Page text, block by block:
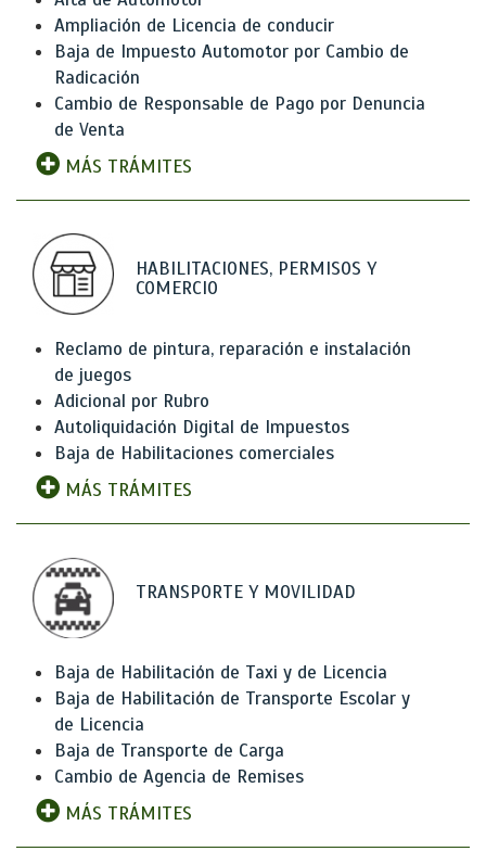
Ampliación de Licencia de conducir
Baja de Impuesto Automotor por Cambio de
Radicación
Cambio de Responsable de Pago por Denuncia
de Venta
MÁS TRÁMITES
HABILITACIONES, PERMISOS Y
COMERCIO
Reclamo de pintura, reparación e instalación
de juegos
Adicional por Rubro
Autoliquidación Digital de Impuestos
Baja de Habilitaciones comerciales
MÁS TRÁMITES
TRANSPORTE Y MOVILIDAD
Baja de Habilitación de Taxi y de Licencia
Baja de Habilitación de Transporte Escolar y
de Licencia
Baja de Transporte de Carga
Cambio de Agencia de Remises
MÁS TRÁMITES